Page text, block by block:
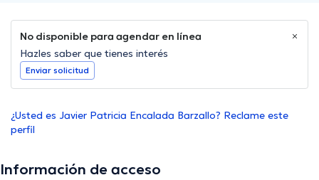
No disponible para agendar en línea
Hazles saber que tienes interés
Enviar solicitud
¿Usted es Javier Patricia Encalada Barzallo? Reclame este
perfil
Información de acceso